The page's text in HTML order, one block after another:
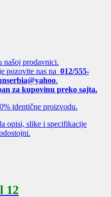
našoj prodavnici.
pozovite nas na 012/555-
.
za kupovinu preko sajta.
identične proizvodu.
opisi, slike i specifikacije
12